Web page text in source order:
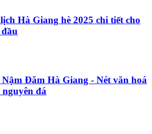
Hà Giang hè 2025 chi tiết cho
Đăm Hà Giang - Nét văn hoá
nguyên đá